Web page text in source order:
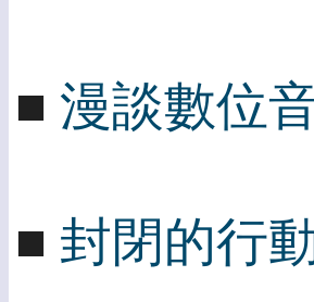
■ 漫談數位
■ 封閉的行